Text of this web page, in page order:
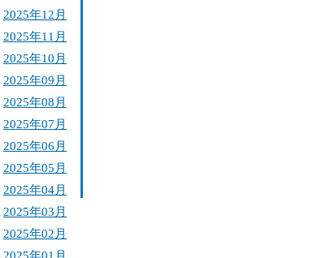
2025年12月
2025年11月
2025年10月
2025年09月
2025年08月
2025年07月
2025年06月
2025年05月
2025年04月
2025年03月
2025年02月
2025年01月